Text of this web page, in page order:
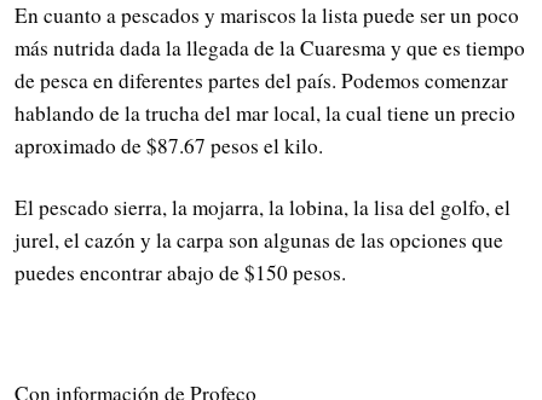
En cuanto a pescados y mariscos la lista puede ser un poco
más nutrida dada la llegada de la Cuaresma y que es tiempo
de pesca en diferentes partes del país. Podemos comenzar
hablando de la trucha del mar local, la cual tiene un precio
aproximado de $87.67 pesos el kilo.
El pescado sierra, la mojarra, la lobina, la lisa del golfo, el
jurel, el cazón y la carpa son algunas de las opciones que
puedes encontrar abajo de $150 pesos.
Con información de Profeco